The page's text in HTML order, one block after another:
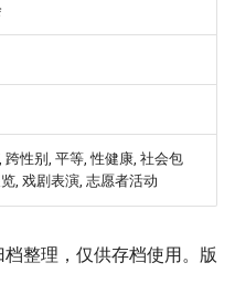
跨性别, 平等, 性健康, 社会包
, 戏剧表演, 志愿者活动
整理，仅供存档使用。版